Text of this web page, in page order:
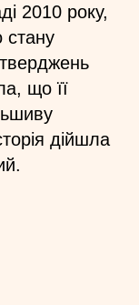
2010 року,
стану
що її
дійшла